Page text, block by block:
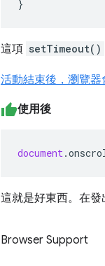
}
這項 setTimeout()
活動結束後，瀏覽器
使用後
document.
這就是好東西。在發
Browser Support